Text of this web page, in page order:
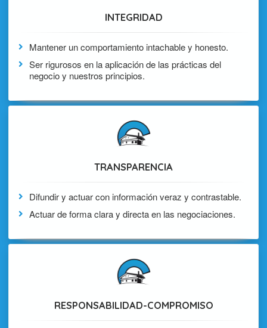
INTEGRIDAD
Mantener un comportamiento intachable y honesto.
Ser rigurosos en la aplicación de las prácticas del
negocio y nuestros principios.
TRANSPARENCIA
Difundir y actuar con información veraz y contrastable.
Actuar de forma clara y directa en las negociaciones.
RESPONSABILIDAD-COMPROMISO